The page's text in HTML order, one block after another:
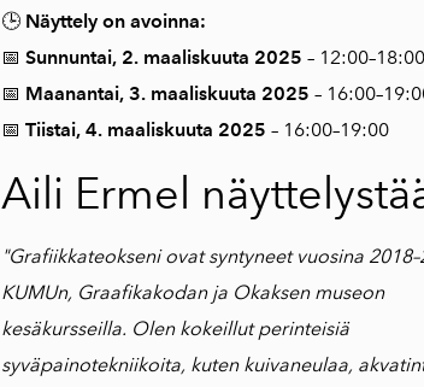
🕒 Näyttely on avoinna:
📅Sunnuntai, 2. maaliskuuta 2025 – 12:00–18:00
📅 Maanantai, 3. maaliskuuta 2025 –
📅Tiistai, 4. maaliskuuta 2025 – 16:00–19:00
Aili Ermel
"Grafiikkateokseni ovat syntyneet vuosina
KUMUn, Graafikakodan ja Okaksen museon
kesäkursseilla. Olen kokeillut perinteisiä
syväpainotekniikoita, kuten kuivaneulaa,